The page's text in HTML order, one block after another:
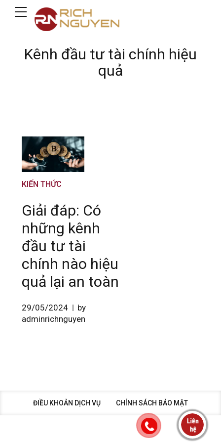
Kênh đầu tư tài chính hiệu
quả
KIẾN THỨC
Giải đáp: Có
những kênh
đầu tư tài
chính nào hiệu
quả lại an toàn
29/05/2024
by
adminrichnguyen
ĐIỀU KHOẢN DỊCH VỤ CHÍNH SÁCH BẢO MẬT